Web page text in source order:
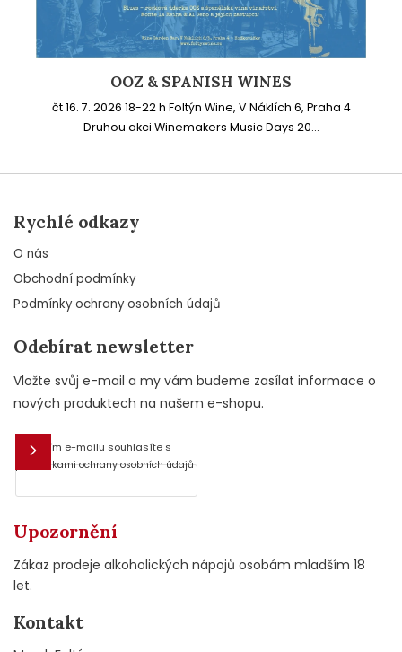
OOZ & SPANISH WINES
čt 16. 7. 2026 18-22 h Foltýn Wine, V Náklích 6, Praha 4
Druhou akci Winemakers Music Days 20...
Rychlé odkazy
O nás
Obchodní podmínky
Podmínky ochrany osobních údajů
Odebírat newsletter
Vložte svůj e-mail a my vám budeme zasílat informace o
nových produktech na našem e-shopu.
E-mail
Vložením e-mailu souhlasíte s
podmínkami ochrany osobních údajů
Upozornění
Zákaz prodeje alkoholických nápojů osobám mladším 18
let.
Kontakt